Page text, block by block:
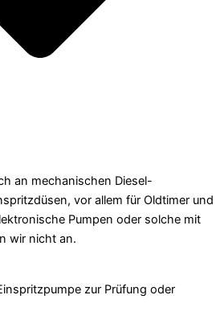
an mechanischen Diesel-
vor allem für Oldtimer und
Pumpen oder solche mit
wir nicht an.
zur Prüfung oder